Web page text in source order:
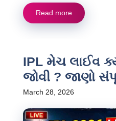
Read more
IPL મેચ લાઈવ
જોવી ? જાણો
March 28, 2026